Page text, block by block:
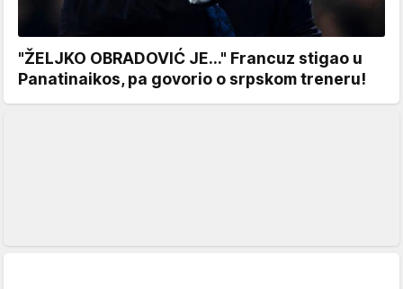
"ŽELJKO OBRADOVIĆ JE..." Francuz stigao u
Panatinaikos, pa govorio o srpskom treneru!